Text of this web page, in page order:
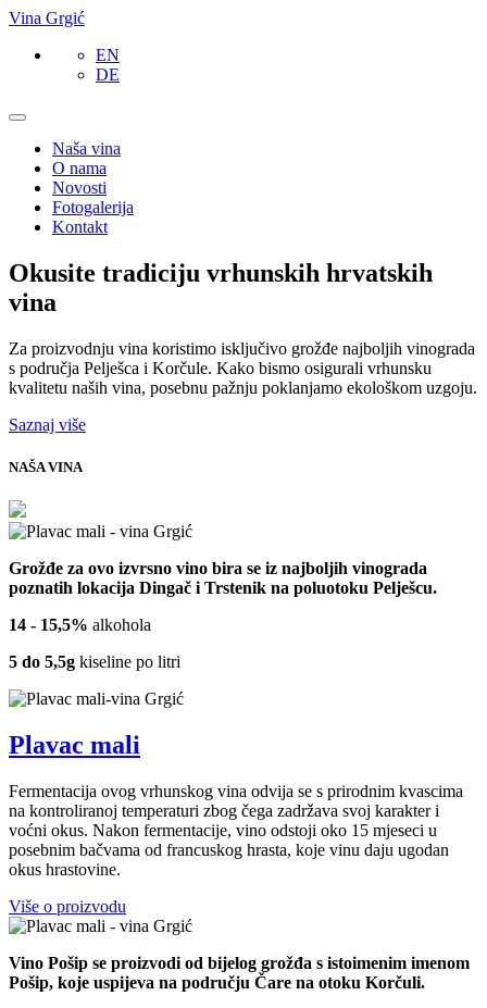
Vina Grgić
EN
DE
Naša vina
O nama
Novosti
Fotogalerija
Kontakt
Okusite tradiciju vrhunskih hrvatskih
vina
Za proizvodnju vina koristimo isključivo grožđe najboljih vinograda
s područja Pelješca i Korčule. Kako bismo osigurali vrhunsku
kvalitetu naših vina, posebnu pažnju poklanjamo ekološkom uzgoju.
Saznaj više
NAŠA VINA
Grožđe za ovo izvrsno vino bira se iz najboljih vinograda
poznatih lokacija Dingač i Trstenik na poluotoku Pelješcu.
14 - 15,5% alkohola
5 do 5,5g kiseline po litri
Plavac mali
Fermentacija ovog vrhunskog vina odvija se s prirodnim kvascima
na kontroliranoj temperaturi zbog čega zadržava svoj karakter i
voćni okus. Nakon fermentacije, vino odstoji oko 15 mjeseci u
posebnim bačvama od francuskog hrasta, koje vinu daju ugodan
okus hrastovine.
Više o proizvodu
Vino Pošip se proizvodi od bijelog grožđa s istoimenim imenom
Pošip, koje uspijeva na području Čare na otoku Korčuli.